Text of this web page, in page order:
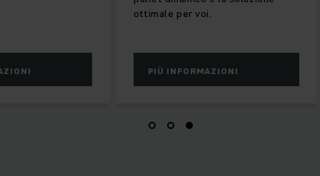
ottimale per voi.
PIÙ INFORMAZIONI